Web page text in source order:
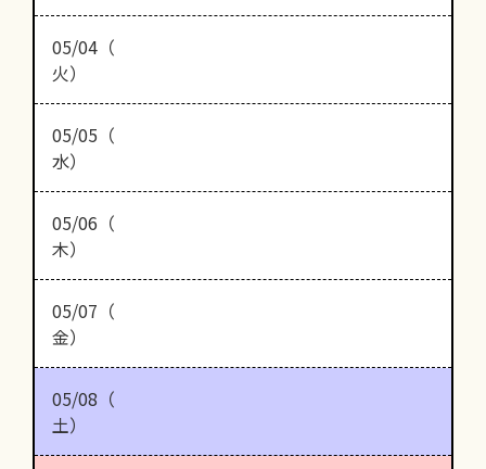
05/04（
火）
05/05（
水）
05/06（
木）
05/07（
金）
05/08（
土）